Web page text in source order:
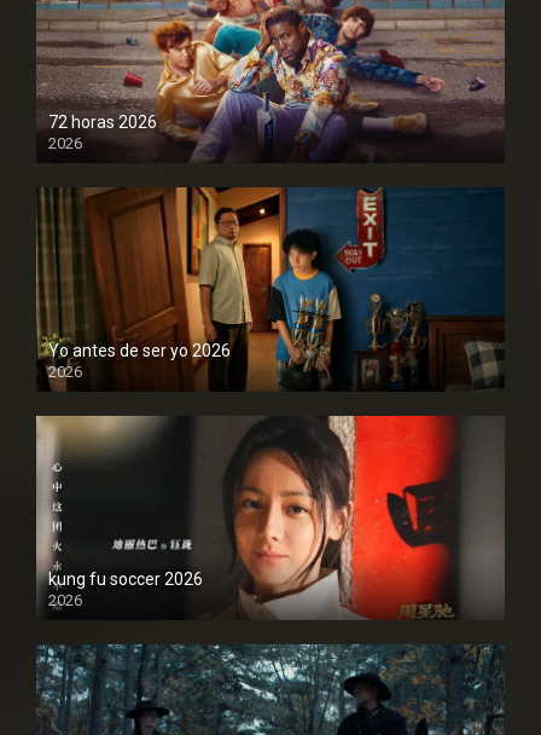
72 horas 2026
2026
1080P
Yo antes de ser yo 2026
2026
1080P
kung fu soccer 2026
2026
1080P